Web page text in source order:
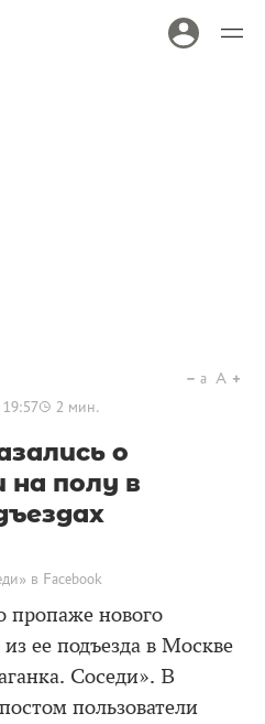
19:57 2 мин.
a A
о
полу в
в Facebook
пропаже нового
ее подъезда в Москве
Соседи». В
пользователи